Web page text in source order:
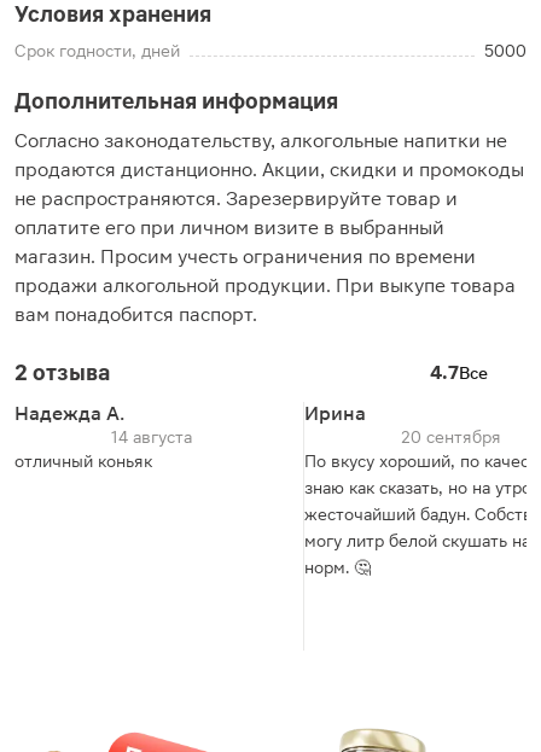
Условия хранения
Срок годности, дней 5000
Дополнительная информация
Согласно законодательству, алкогольные напитки не
продаются дистанционно. Акции, скидки и промокоды
не распространяются. Зарезервируйте товар и
оплатите его при личном визите в выбранный
магазин. Просим учесть ограничения по времени
продажи алкогольной продукции. При выкупе товара
вам понадобится паспорт.
2 отзыва 4.7Все
Надежда А.
14 августа
отличный коньяк
Ирина
20 сентября
По вкусу хороший, по
знаю как сказать, но на утро
жесточайший бадун.
могу литр белой скушать на
норм. 🤔